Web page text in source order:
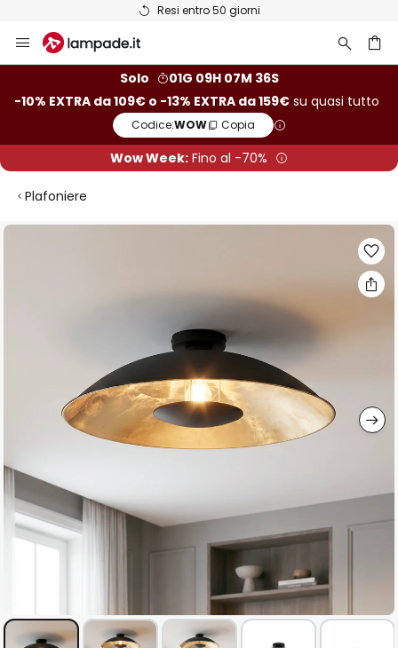
Resi entro 50 giorni
Salta
al
Solo
01G 09H 07M 35S
-10% EXTRA da 109€ o -13% EXTRA da 159€ su quasi tutto
Codice:WOW Copia
Wow Week: Fino al -70%
Plafoniere
Vai